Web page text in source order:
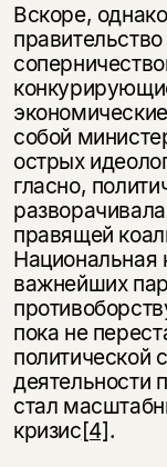
Вскоре,
собой
острых
гласно,
правящей
Национальная
важнейших
пока не
политической
деятельности
стал
кризис[4].